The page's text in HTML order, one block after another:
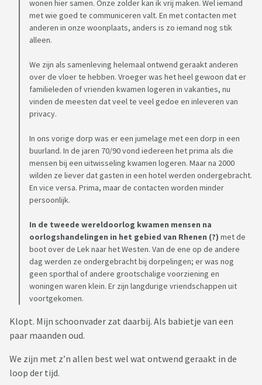
wonen hier samen. Onze zolder kan ik vrij maken. Wel iemand
met wie goed te communiceren valt. En met contacten met
anderen in onze woonplaats, anders is zo iemand nog stik
alleen.
We zijn als samenleving helemaal ontwend geraakt anderen
over de vloer te hebben. Vroeger was het heel gewoon dat er
familieleden of vrienden kwamen logeren in vakanties, nu
vinden de meesten dat veel te veel gedoe en inleveren van
privacy.
In ons vorige dorp was er een jumelage met een dorp in een
buurland. In de jaren 70/90 vond iedereen het prima als die
mensen bij een uitwisseling kwamen logeren. Maar na 2000
wilden ze liever dat gasten in een hotel werden ondergebracht.
En vice versa. Prima, maar de contacten worden minder
persoonlijk.
In de tweede wereldoorlog kwamen mensen na
oorlogshandelingen in het gebied van Rhenen (?) met de
boot over de Lek naar het Westen. Van de ene op de andere
dag werden ze ondergebracht bij dorpelingen; er was nog
geen sporthal of andere grootschalige voorziening en
woningen waren klein. Er zijn langdurige vriendschappen uit
voortgekomen.
Klopt. Mijn schoonvader zat daarbij. Als babietje van een
paar maanden oud.
We zijn met z’n allen best wel wat ontwend geraakt in de
loop der tijd.